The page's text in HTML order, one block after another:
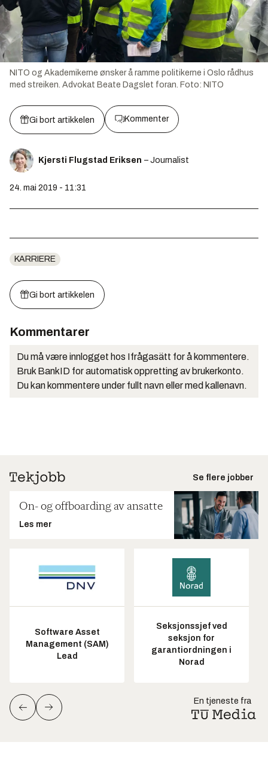
NITO og Akademikerne ønsker å ramme politikerne i Oslo rådhus
med streiken. Advokat Beate Dagslet foran. Foto: NITO
Gi bort artikkelen Kommenter
Kjersti Flugstad Eriksen – Journalist
24. mai 2019 - 11:31
KARRIERE
Gi bort artikkelen
Kommentarer
Du må være innlogget hos Ifrågasätt for å kommentere.
Bruk BankID for automatisk oppretting av brukerkonto.
Du kan kommentere under fullt navn eller med kallenavn.
Se flere jobber
On- og offboarding av ansatte
Les mer
Software Asset
Management (SAM)
Lead
Seksjonssjef ved
seksjon for
garantiordningen i
Norad
En tjeneste fra